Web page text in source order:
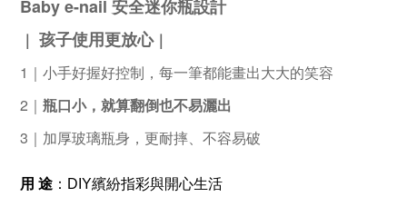
Baby e-nail 安全迷你瓶設計
｜ 孩子使用更放心｜
1｜ 小手好握好控制，每一筆都能畫出大大的笑容
2｜ 瓶口小，就算翻倒也不易灑出
3｜ 加厚玻璃瓶身，更耐摔、不容易破
用 途 ：DIY繽紛指彩與開心生活